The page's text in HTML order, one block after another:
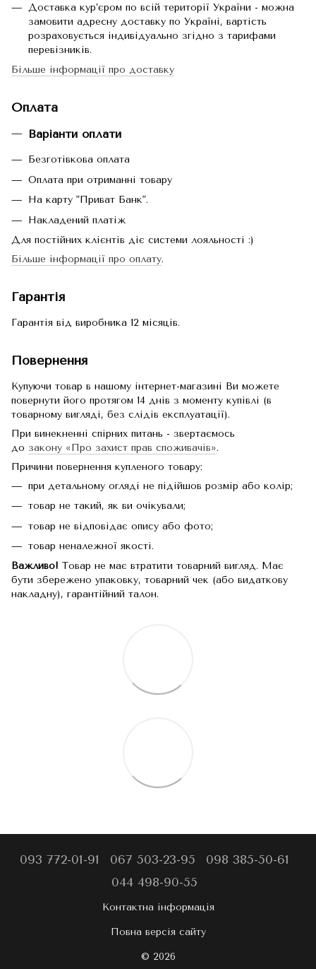
Доставка кур’єром по всій території України - можна
замовити адресну доставку по Україні, вартість
розраховується індивідуально згідно з тарифами
перевізників.
Більше інформації про доставку
Оплата
Варіанти оплати
Безготівкова оплата
Оплата при отриманні товару
На карту "Приват Банк".
Накладений платіж
Для постійних клієнтів діє системи лояльності :)
Більше інформації про оплату.
Гарантія
Гарантія від виробника 12 місяців.
Повернення
Купуючи товар в нашому інтернет-магазині Ви можете
повернути його протягом 14 днів з моменту купівлі (в
товарному вигляді, без слідів експлуатації).
При винекненні спірних питань - звертаємось
до закону «Про захист прав споживачів».
Причини повернення купленого товару:
при детальному огляді не підійшов розмір або колір;
товар не такий, як ви очікували;
товар не відповідає опису або фото;
товар неналежної якості.
Важливо! Товар не має втратити товарний вигляд. Має
бути збережено упаковку, товарний чек (або видаткову
накладну), гарантійний талон.
093 772-01-91 067 503-23-95
098 385-50-61
044 498-90-55
Контактна інформація
Повна версія сайту
© 2026